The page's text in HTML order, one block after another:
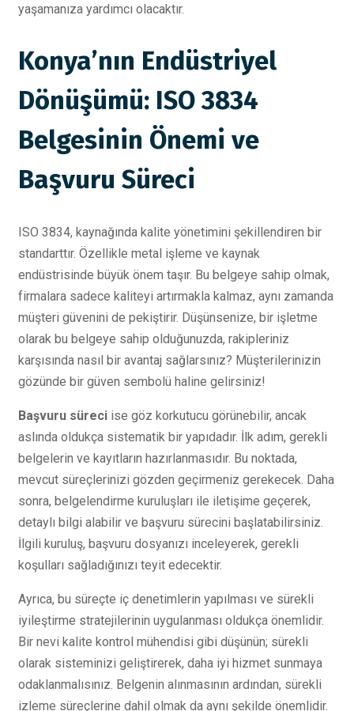
yaşamanıza yardımcı olacaktır.
Konya’nın Endüstriyel
Dönüşümü: ISO 3834
Belgesinin Önemi ve
Başvuru Süreci
ISO 3834, kaynağında kalite yönetimini şekillendiren bir
standarttır. Özellikle metal işleme ve kaynak
endüstrisinde büyük önem taşır. Bu belgeye sahip olmak,
firmalara sadece kaliteyi artırmakla kalmaz, aynı zamanda
müşteri güvenini de pekiştirir. Düşünsenize, bir işletme
olarak bu belgeye sahip olduğunuzda, rakipleriniz
karşısında nasıl bir avantaj sağlarsınız? Müşterilerinizin
gözünde bir güven sembolü haline gelirsiniz!
Başvuru süreci ise göz korkutucu görünebilir, ancak
aslında oldukça sistematik bir yapıdadır. İlk adım, gerekli
belgelerin ve kayıtların hazırlanmasıdır. Bu noktada,
mevcut süreçlerinizi gözden geçirmeniz gerekecek. Daha
sonra, belgelendirme kuruluşları ile iletişime geçerek,
detaylı bilgi alabilir ve başvuru sürecini başlatabilirsiniz.
İlgili kuruluş, başvuru dosyanızı inceleyerek, gerekli
koşulları sağladığınızı teyit edecektir.
Ayrıca, bu süreçte iç denetimlerin yapılması ve sürekli
iyileştirme stratejilerinin uygulanması oldukça önemlidir.
Bir nevi kalite kontrol mühendisi gibi düşünün; sürekli
olarak sisteminizi geliştirerek, daha iyi hizmet sunmaya
odaklanmalısınız. Belgenin alınmasının ardından, sürekli
izleme süreçlerine dahil olmak da aynı şekilde önemlidir.